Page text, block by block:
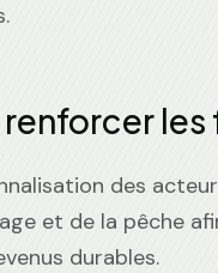
les
des
et de la pêche
durables.